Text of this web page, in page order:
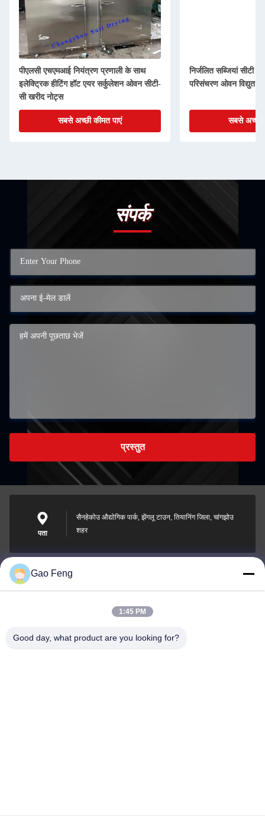
पीएलसी एचएमआई नियंत्रण प्रणाली के साथ
इलेक्ट्रिक हीटिंग हॉट एयर सर्कुलेशन ओवन सीटी-
सी खरीद नोट्स
सबसे अच्छी कीमत पाएं
निर्जलित सब्जियां सीटी
परिसंचरण ओवन विद्युत
सबसे अच्छी
संपर्क
प्रस्तुत
पता
सैनहेकोउ औद्योगिक पार्क, झेंगलू टाउन, तियानिंग जिला, चांगझोउ
शहर
suli@sulidry.com
Gao Feng
1:45 PM
Good day, what product are you looking for?